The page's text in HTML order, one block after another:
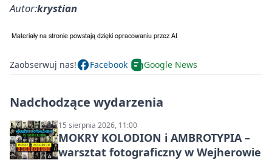
Autor:krystian
Zaobserwuj nas! Facebook Google News
Nadchodzące wydarzenia
15 sierpnia 2026, 11:00
MOKRY KOLODION i AMBROTYPIA –
warsztat fotograficzny w Wejherowie